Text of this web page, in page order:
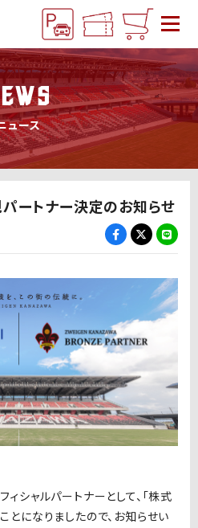
ュース
パートナー決定のお知らせ
シャルパートナーとして、「株式
とになりましたので、お知らせい